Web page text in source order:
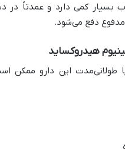
بسیار کمی دارد و عمدتاً در
مدفوع دفع می‌شود.
هیدروکساید
این دارو ممکن